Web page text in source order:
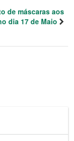
de máscaras aos
dia 17 de Maio